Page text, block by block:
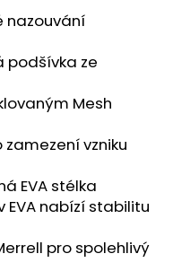
nazouvání
podšívka ze
Mesh
zamezení vzniku
EVA stélka
EVA nabízí stabilitu
pro spolehlivý